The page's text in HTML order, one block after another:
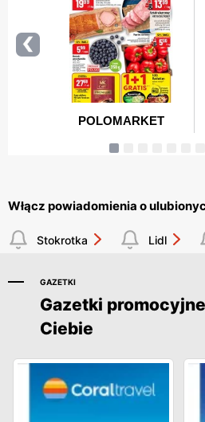
Włącz powiadomienia o
Stokrotka Lidl
GAZETKI
Gazetki
Ciebie